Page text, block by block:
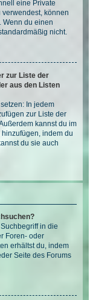
eine Private
verwendest, können
Wenn du einen
nicht.
zur Liste der
aus den Listen
In jedem
zur Liste der
kannst du im
indem du
du sie auch
in die
Foren- oder
erhältst du, indem
Seite des Forums